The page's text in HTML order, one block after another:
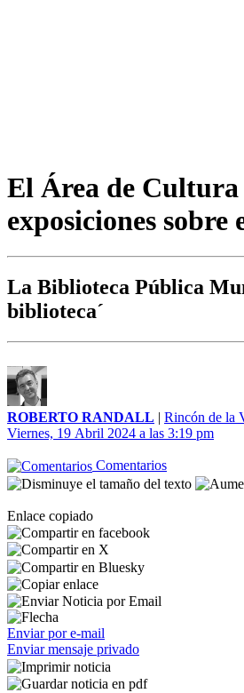
El Área de
exposiciones sobre
La Biblioteca Pública
biblioteca´
ROBERTO RANDALL | Rincón de la
Viernes, 19 Abril 2024 a las 3:19 pm
Comentarios
Enlace copiado
Enviar por e-mail
Enviar mensaje privado